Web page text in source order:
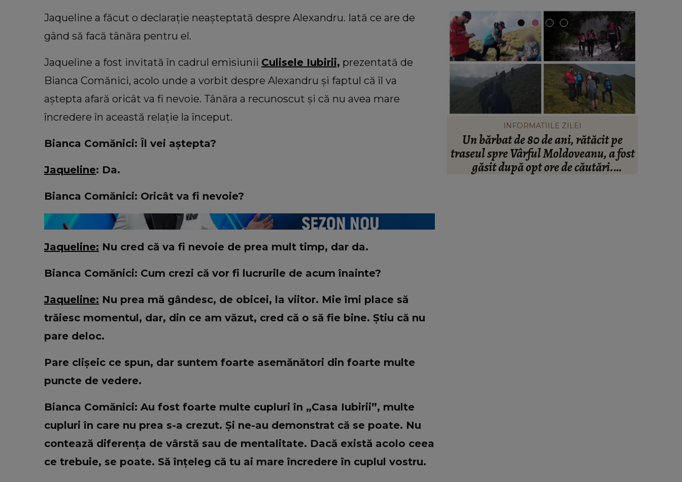
Jaqueline a făcut o declarație neașteptată despre Alexandru. Iată ce are de
gând să facă tânăra pentru el.
Jaqueline a fost invitată în cadrul emisiunii Culisele Iubirii, prezentată de
Bianca Comănici, acolo unde a vorbit despre Alexandru și faptul că îl va
aștepta afară oricât va fi nevoie. Tânăra a recunoscut și că nu avea mare
încredere în această relație la început.
Bianca Comănici: Îl vei aștepta?
Jaqueline: Da.
Bianca Comănici: Oricât va fi nevoie?
Jaqueline: Nu cred că va fi nevoie de prea mult timp, dar da.
Bianca Comănici: Cum crezi că vor fi lucrurile de acum înainte?
Jaqueline: Nu prea mă gândesc, de obicei, la viitor. Mie îmi place să
trăiesc momentul, dar, din ce am văzut, cred că o să fie bine. Știu că nu
pare deloc.
Pare clișeic ce spun, dar suntem foarte asemănători din foarte multe
puncte de vedere.
Bianca Comănici: Au fost foarte multe cupluri în „Casa Iubirii”, multe
cupluri în care nu prea s-a crezut. Și ne-au demonstrat că se poate. Nu
contează diferența de vârstă sau de mentalitate. Dacă există acolo ceea
ce trebuie, se poate. Să înțeleg că tu ai mare încredere în cuplul vostru.
VEDETE
Ramona Manole, noi dezvăluiri
dureroase despre relația cu Ioniță de la
Clejani. Cum a reacționat fiica artistei
când bunicul ei le-ar fi ignorat:
„Puteam să fiu moartă...”
INFORMATIILE ZILEI
Un bărbat de 80 de ani, rătăcit pe
traseul spre Vârful Moldoveanu, a fost
găsit după opt ore de căutări.